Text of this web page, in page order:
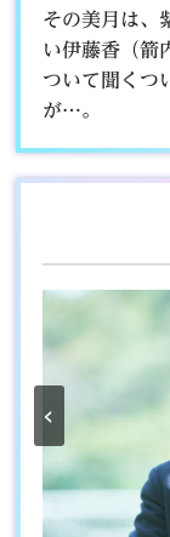
その美月は、
い伊藤香（箭
ついて聞くつ
が…。
‹